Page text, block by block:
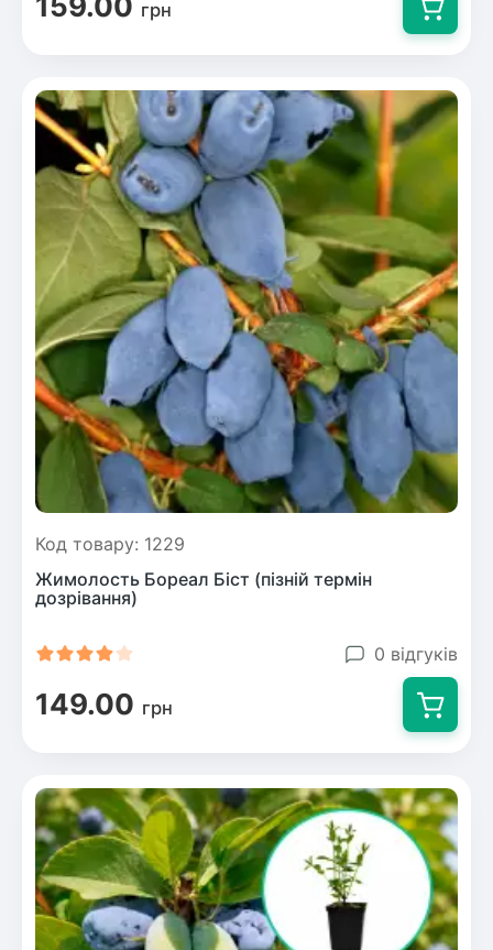
грн
Код товару: 1229
Жимолость Бореал Біст (пізній термін
дозрівання)
0 відгуків
149.00 грн